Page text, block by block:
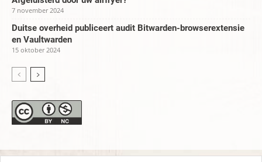
7 november 2024
Duitse overheid publiceert audit Bitwarden-browserextensie
en Vaultwarden
15 oktober 2024